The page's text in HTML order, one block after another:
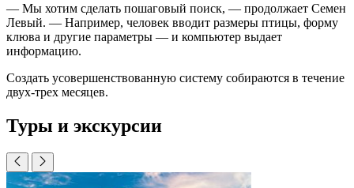
— Мы хотим сделать пошаговый поиск, — продолжает Семен
Левый. — Например, человек вводит размеры птицы, форму
клюва и другие параметры — и компьютер выдает
информацию.
Создать усовершенствованную систему собираются в течение
двух-трех месяцев.
Туры и экскурсии